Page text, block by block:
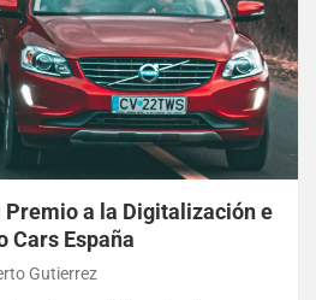
a la Digitalización e
Cars España
Gutierrez